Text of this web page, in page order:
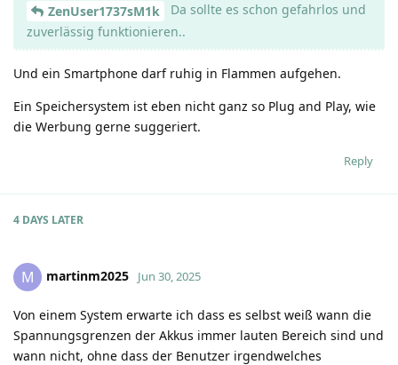
ZenUser1737sM1k
Da sollte es schon gefahrlos und
zuverlässig funktionieren..
Und ein Smartphone darf ruhig in Flammen aufgehen.
Ein Speichersystem ist eben nicht ganz so Plug and Play, wie
die Werbung gerne suggeriert.
Reply
4 DAYS LATER
M martinm2025 Jun 30, 2025
Von einem System erwarte ich dass es selbst weiß wann die
Spannungsgrenzen der Akkus immer lauten Bereich sind und
wann nicht, ohne dass der Benutzer irgendwelches